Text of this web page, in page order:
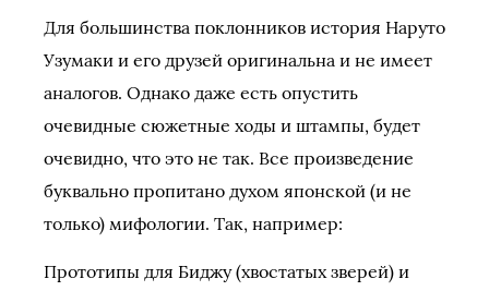
Для большинства поклонников история Наруто
Узумаки и его друзей оригинальна и не имеет
аналогов. Однако даже есть опустить
очевидные сюжетные ходы и штампы, будет
очевидно, что это не так. Все произведение
буквально пропитано духом японской (и не
только) мифологии. Так, например:
Прототипы для Биджу (хвостатых зверей) и